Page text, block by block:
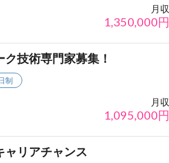
月収
1,350,000円
技術専門家募集！
制
月収
1,095,000円
ャリアチャンス